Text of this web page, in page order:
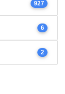
927
6
2